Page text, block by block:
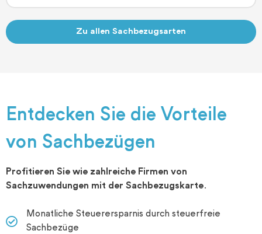
Zu allen Sachbezugsarten
Entdecken Sie die Vorteile
von Sachbezügen
Profitieren Sie wie zahlreiche Firmen von
Sachzuwendungen mit der Sachbezugskarte.
Monatliche Steuerersparnis durch steuerfreie
Sachbezüge